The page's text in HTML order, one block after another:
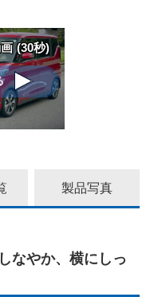
(30秒)
製品写真
なやか、横にしっ